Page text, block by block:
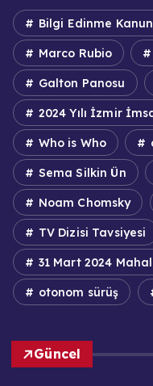
Bilgi Edinme
Marco Rubio
Galton Panosu
2024 Yılı İzmir
Who is Who
Sema Silkin Ün
Noam Chomsky
TV Dizisi Tavsiyesi
31 Mart 2024
otonom sürüş
Güncel